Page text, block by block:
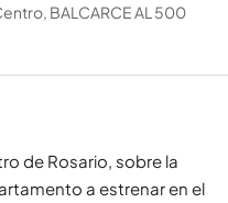
BALCARCE AL 500
de Rosario, sobre la
a estrenar en el